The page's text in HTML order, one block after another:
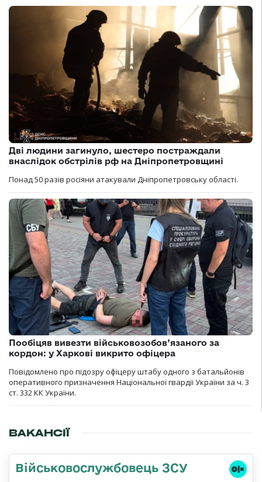
Дві людини загинуло, шестеро постраждали
внаслідок обстрілів рф на Дніпропетровщині
Понад 50 разів росіяни атакували Дніпропетровську області.
Пообіцяв вивезти військовозобов’язаного за
кордон: у Харкові викрито офіцера
Повідомлено про підозру офіцеру штабу одного з батальйонів
оперативного призначення Національної гвардії України за ч. 3
ст. 332 КК України.
ВАКАНСІЇ
Військовослужбовець ЗСУ